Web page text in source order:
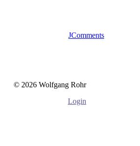
JComments
© 2026 Wolfgang Rohr
Login